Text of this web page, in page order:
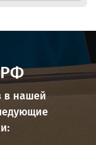
РФ
в нашей